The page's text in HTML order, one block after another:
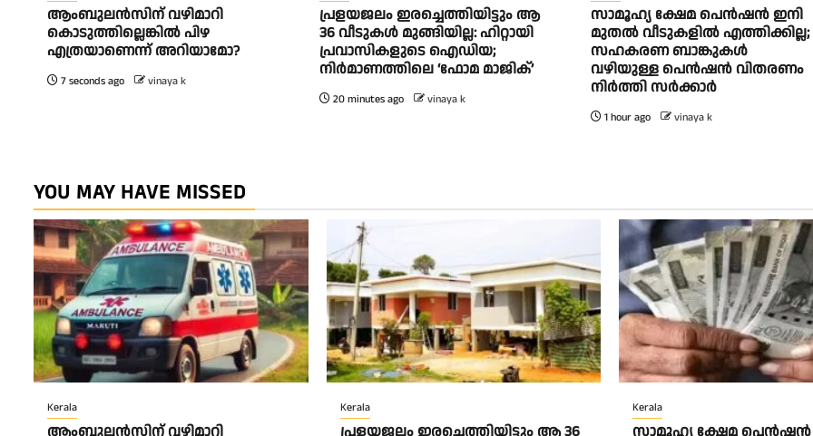
ആംബുലന്‍സിന് വഴിമാറി
കൊടുത്തില്ലെങ്കില്‍ പിഴ
എത്രയാണെന്ന് അറിയാമോ?
7 seconds ago vinaya k
പ്രളയജലം ഇരച്ചെത്തിയിട്ടും ആ
36 വീടുകൾ മുങ്ങിയില്ല: ഹിറ്റായി
പ്രവാസികളുടെ ഐഡിയ;
നിർമാണത്തിലെ ‘ഫോമ മാജിക്’
20 minutes ago vinaya k
സാമൂഹ്യ ക്ഷേമ പെൻഷൻ ഇനി
മുതൽ വീടുകളിൽ എത്തിക്കില്ല;
സഹകരണ ബാങ്കുകൾ
വഴിയുള്ള പെൻഷൻ വിതരണം
നിർത്തി സർക്കാർ
1 hour ago vinaya k
YOU MAY HAVE MISSED
Kerala Kerala Kerala